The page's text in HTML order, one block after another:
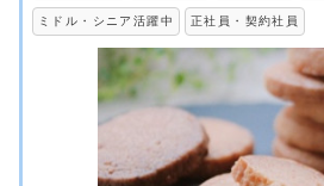
ミドル・シニア活躍中 正社員・契約社員